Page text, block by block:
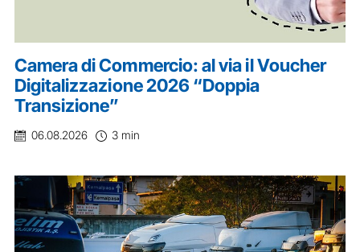
Camera di Commercio: al via il Voucher
Digitalizzazione 2026 “Doppia
Transizione”
06.08.2026 3 min